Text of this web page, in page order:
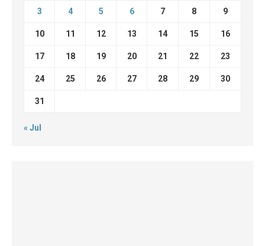
3 4 5 6 7 8 9
10 11 12 13 14 15 16
17 18 19 20 21 22 23
24 25 26 27 28 29 30
31
« Jul